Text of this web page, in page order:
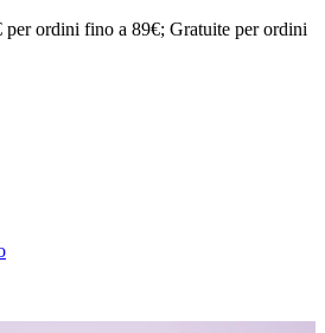
perordini fino a 89€; Gratuite perordini